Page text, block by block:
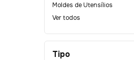
Moldes de Utensílios
Ver todos
Tipo